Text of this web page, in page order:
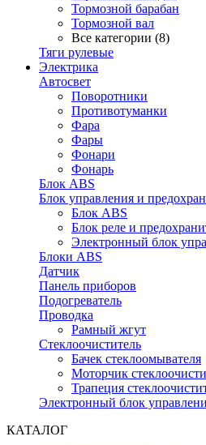
Тормозной барабан
Тормозной вал
Все категории (8)
Тяги рулевые
Электрика
Автосвет
Поворотники
Противотуманки
Фара
Фары
Фонари
Фонарь
Блок ABS
Блок управления и
Блок ABS
Блок реле и
Электронный блок
Блоки ABS
Датчик
Панель приборов
Подогреватель
Проводка
Рамный жгут
Стеклоочиститель
Бачек стеклоомывателя
Моторчик
Трапеция
Электронный блок
КАТАЛОГ